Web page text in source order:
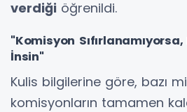
verdiği öğrenildi.
"Komisyon Sıfırlanamıyorsa,
İnsin"
Kulis bilgilerine göre, bazı
komisyonların tamamen